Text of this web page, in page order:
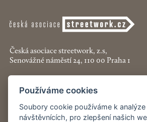
Česká asociace streetwork, z.s,
Senovážné náměstí 24, 110 00 Praha 1
+420 774 913 777
asociace@streetwork.cz
Nastavení cookies
Používáme cookies
Soubory cookie používáme k
návštěvnících, pro zlepšení našich